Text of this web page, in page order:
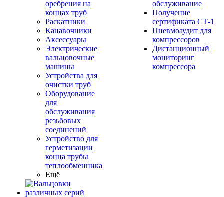
оребрения на
концах труб
Раскатники
Канавочники
Аксессуары
Электрические
вальцовочные
машины
Устройства для
очистки труб
Оборудование
для
обслуживания
резьбовых
соединений
Устройство для
герметизации
конца трубы
теплообменника
Ещё
обслуживание
Получение
сертификата СТ-1
Пневмоаудит для
компрессоров
Дистанционный
мониторинг
компрессора